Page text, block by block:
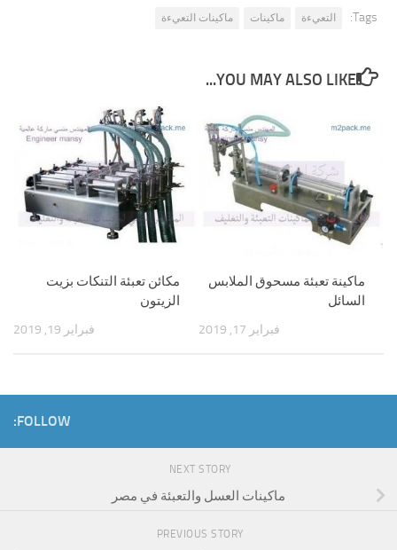
Tags: التعيءة ماكينات ماكينات التعيءة
YOU MAY ALSO LIKE...
مكائن تعبئة التنكات بزيت
الزيتون
فبراير 19, 2019
ماكينة تعبئة مسحوق الملابس
السائل
فبراير 17, 2019
FOLLOW:
NEXT STORY
ماكينات العسل والتعبئة في مصر
PREVIOUS STORY